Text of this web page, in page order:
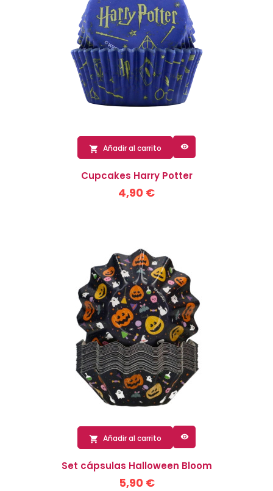
 Añadir al carrito 
Cupcakes Harry Potter
4,90 €
 Añadir al carrito 
Set cápsulas Halloween Bloom
5,90 €